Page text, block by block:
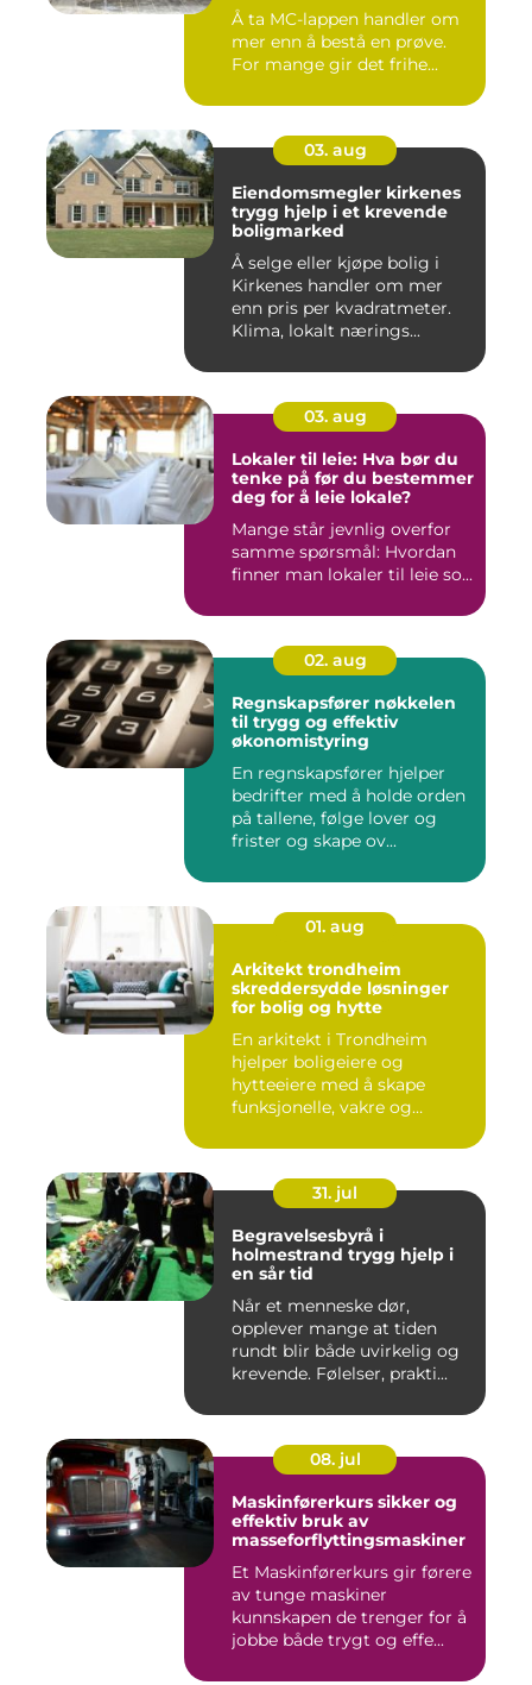
Å ta MC-lappen handler om
mer enn å bestå en prøve.
For mange gir det frihe...
03. aug
Eiendomsmegler kirkenes
trygg hjelp i et krevende
boligmarked
Å selge eller kjøpe bolig i
Kirkenes handler om mer
enn pris per kvadratmeter.
Klima, lokalt nærings...
03. aug
Lokaler til leie: Hva bør du
tenke på før du bestemmer
deg for å leie lokale?
Mange står jevnlig overfor
samme spørsmål: Hvordan
finner man lokaler til leie so...
02. aug
Regnskapsfører nøkkelen
til trygg og effektiv
økonomistyring
En regnskapsfører hjelper
bedrifter med å holde orden
på tallene, følge lover og
frister og skape ov...
01. aug
Arkitekt trondheim
skreddersydde løsninger
for bolig og hytte
En arkitekt i Trondheim
hjelper boligeiere og
hytteeiere med å skape
funksjonelle, vakre og
31. jul
Begravelsesbyrå i
holmestrand trygg hjelp i
en sår tid
Når et menneske dør,
opplever mange at tiden
rundt blir både uvirkelig og
krevende. Følelser, prakti...
08. jul
Maskinførerkurs sikker og
effektiv bruk av
masseforflyttingsmaskiner
Et Maskinførerkurs gir førere
av tunge maskiner
kunnskapen de trenger for å
jobbe både trygt og effe...